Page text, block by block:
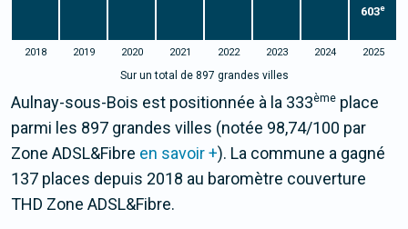
603e
2018 2019 2020 2021 2022 2023 2024 2025
Sur un total de 897 grandes villes
Aulnay-sous-Bois est positionnée à la 333ème place
parmi les 897 grandes villes (notée 98,74/100 par
Zone ADSL&Fibre en savoir +). La commune a gagné
137 places depuis 2018 au baromètre couverture
THD Zone ADSL&Fibre.